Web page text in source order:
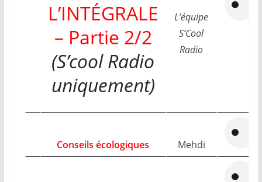
L’INTÉGRALE
– Partie 2/2
(S’cool Radio
uniquement)
L’équipe
S’Cool
Radio
Conseils écologiques Mehdi